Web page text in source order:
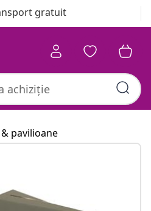
gratuit
pavilioane